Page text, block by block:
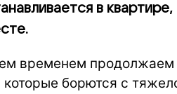
в
временем продолжаем
которые борются с